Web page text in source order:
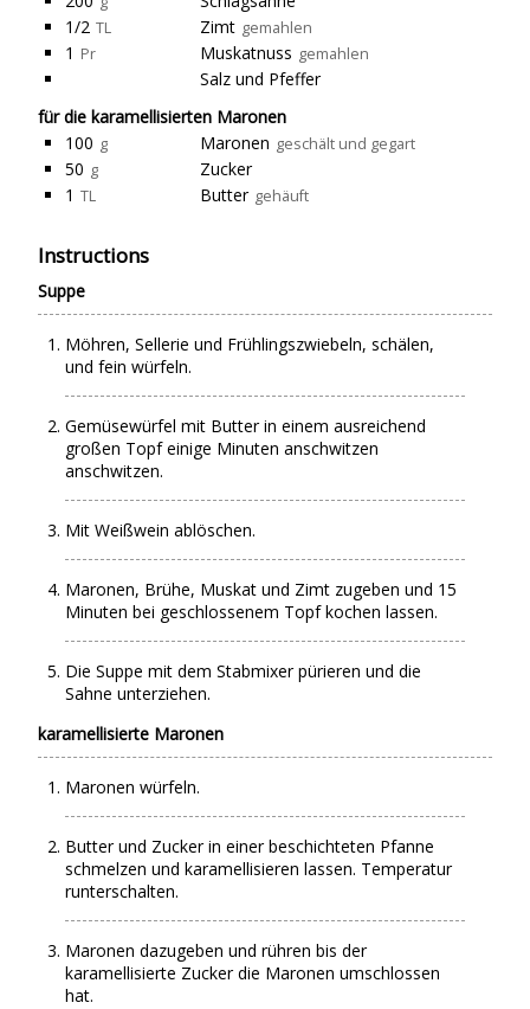
1/2 TL Zimt gemahlen
1 Pr Muskatnuss gemahlen
Salz und Pfeffer
für die karamellisierten Maronen
100 g Maronen geschält und gegart
50 g
Zucker
1 TL Butter gehäuft
Instructions
Suppe
Möhren, Sellerie und Frühlingszwiebeln, schälen,
und fein würfeln.
Gemüsewürfel mit Butter in einem ausreichend
großen Topf einige Minuten anschwitzen
anschwitzen.
Mit Weißwein ablöschen.
Maronen, Brühe, Muskat und Zimt zugeben und 15
Minuten bei geschlossenem Topf kochen lassen.
Die Suppe mit dem Stabmixer pürieren und die
Sahne unterziehen.
karamellisierte Maronen
Maronen würfeln.
Butter und Zucker in einer beschichteten Pfanne
schmelzen und karamellisieren lassen. Temperatur
runterschalten.
Maronen dazugeben und rühren bis der
karamellisierte Zucker die Maronen umschlossen
hat.